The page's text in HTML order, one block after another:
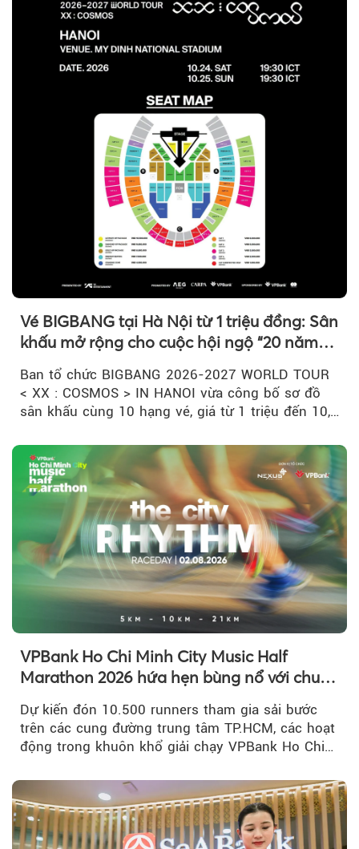
Vé BIGBANG tại Hà Nội từ 1 triệu đồng: Sân
khấu mở rộng cho cuộc hội ngộ “20 năm
có một”
Ban tổ chức BIGBANG 2026-2027 WORLD TOUR
< XX : COSMOS > IN HANOI vừa công bố sơ đồ
sân khấu cùng 10 hạng vé, giá từ 1 triệu đến 10,5
VPBank Ho Chi Minh City Music Half
Marathon 2026 hứa hẹn bùng nổ với chuỗi
hoạt động đa trải nghiệm
Dự kiến đón 10.500 runners tham gia sải bước
trên các cung đường trung tâm TP.HCM, các hoạt
động trong khuôn khổ giải chạy VPBank Ho Chi